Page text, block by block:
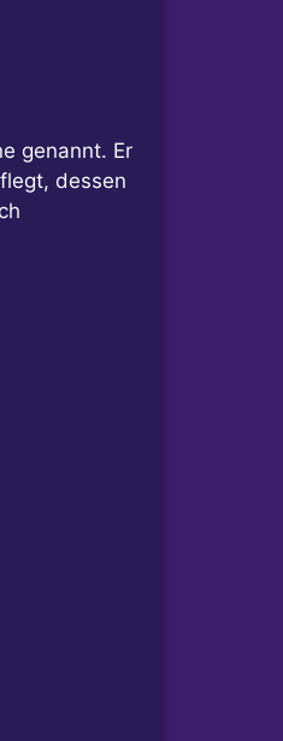
genannt. Er
dessen